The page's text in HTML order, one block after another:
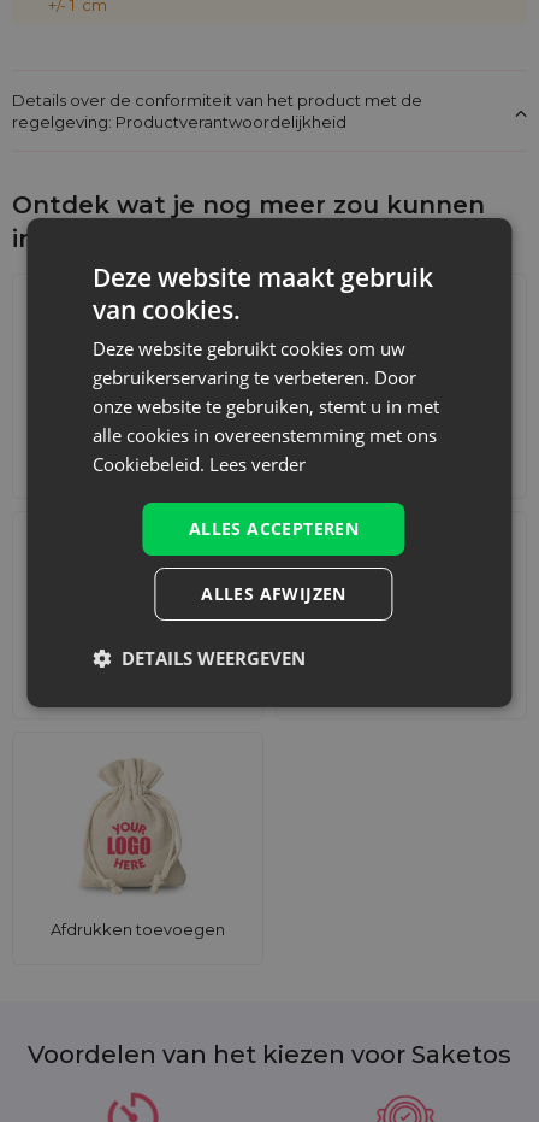
+/- 1 cm
Details over de conformiteit van het product met de
regelgeving: Productverantwoordelijkheid
Ontdek wat je nog meer zou kunnen
interesseren
Adventskalenders
Afdrukken toevoegen
Voordelen van het kiezen voor Saketos
Deze website maakt gebruik
van cookies.
Deze website gebruikt cookies om uw
gebruikerservaring te verbeteren. Door
onze website te gebruiken, stemt u in met
alle cookies in overeenstemming met ons
Cookiebeleid. Lees verder
ALLES ACCEPTEREN
ALLES AFWIJZEN
DETAILS WEERGEVEN